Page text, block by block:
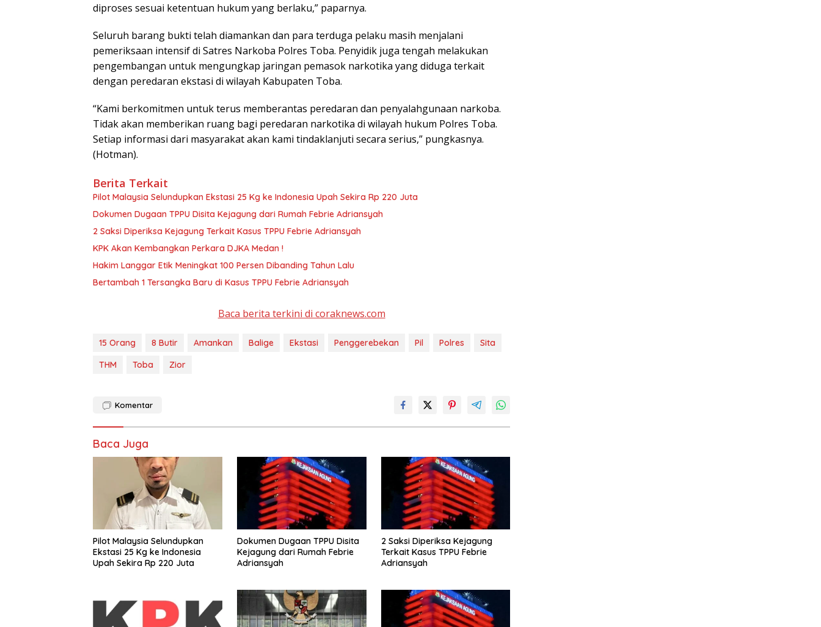
diproses sesuai ketentuan hukum yang berlaku,” paparnya.
Seluruh barang bukti telah diamankan dan para terduga pelaku masih menjalani
pemeriksaan intensif di Satres Narkoba Polres Toba. Penyidik juga tengah melakukan
pengembangan untuk mengungkap jaringan pemasok narkotika yang diduga terkait
dengan peredaran ekstasi di wilayah Kabupaten Toba.
“Kami berkomitmen untuk terus memberantas peredaran dan penyalahgunaan narkoba.
Tidak akan memberikan ruang bagi peredaran narkotika di wilayah hukum Polres Toba.
Setiap informasi dari masyarakat akan kami tindaklanjuti secara serius,” pungkasnya.
(Hotman).
Berita Terkait
Pilot Malaysia Selundupkan Ekstasi 25 Kg ke Indonesia Upah Sekira Rp 220 Juta
Dokumen Dugaan TPPU Disita Kejagung dari Rumah Febrie Adriansyah
2 Saksi Diperiksa Kejagung Terkait Kasus TPPU Febrie Adriansyah
KPK Akan Kembangkan Perkara DJKA Medan !
Hakim Langgar Etik Meningkat 100 Persen Dibanding Tahun Lalu
Bertambah 1 Tersangka Baru di Kasus TPPU Febrie Adriansyah
Baca berita terkini di coraknews.com
15 Orang 8 Butir Amankan Balige Ekstasi Penggerebekan Pil Polres
Sita
THM
Toba Zior
Komentar
Baca Juga
Pilot Malaysia Selundupkan
Ekstasi 25 Kg ke Indonesia
Upah Sekira Rp 220 Juta
Dokumen Dugaan TPPU Disita
Kejagung dari Rumah Febrie
Adriansyah
2 Saksi Diperiksa Kejagung
Terkait Kasus TPPU Febrie
Adriansyah